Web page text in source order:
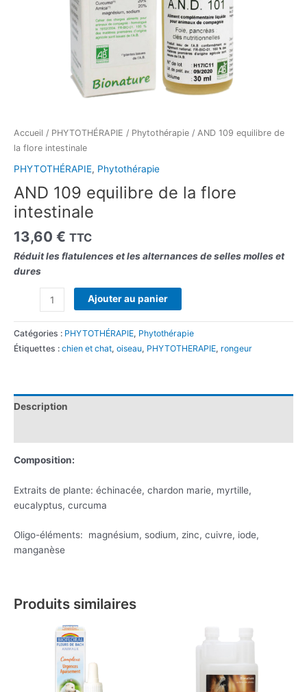
Accueil / PHYTOTHÉRAPIE / Phytothérapie / AND 109 equilibre de
la flore intestinale
PHYTOTHÉRAPIE, Phytothérapie
AND 109 equilibre de la flore
intestinale
13,60 € TTC
Réduit les flatulences et les alternances de selles molles et
dures
Ajouter au panier
Catégories : PHYTOTHÉRAPIE, Phytothérapie
Étiquettes : chien et chat, oiseau, PHYTOTHERAPIE, rongeur
Description
Composition:
Extraits de plante: échinacée, chardon marie, myrtille,
eucalyptus, curcuma
Oligo-éléments: magnésium, sodium, zinc, cuivre, iode,
manganèse
Produits similaires